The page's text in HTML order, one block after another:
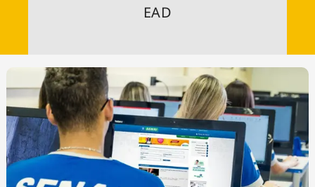
Congresso Nacional e
nossos líderes.
Acesse
Blog
Expediente
Trabalhe no Brasil 61
Contato
Agronegócios
Comportamento
Meio Ambiente
EAD